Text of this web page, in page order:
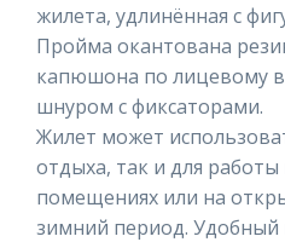
жилета, удлинённая с
Пройма окантована
капюшона по лицевому
шнуром с фиксаторами.
Жилет может
отдыха, так и для
помещениях или на
зимний период. Удобный